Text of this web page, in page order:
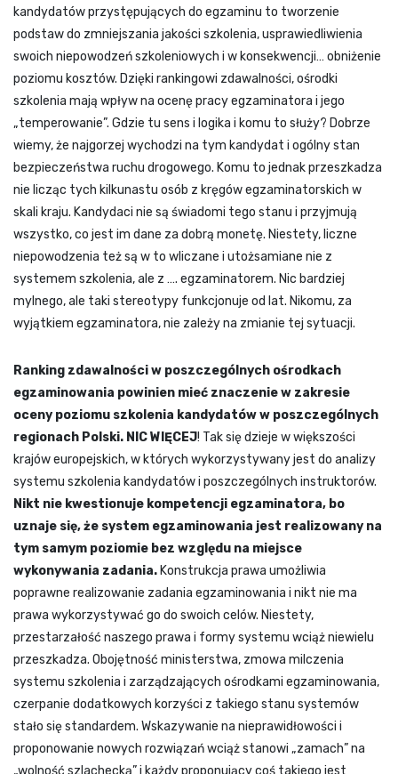
kandydatów przystępujących do egzaminu to tworzenie
podstaw do zmniejszania jakości szkolenia, usprawiedliwienia
swoich niepowodzeń szkoleniowych i w konsekwencji… obniżenie
poziomu kosztów. Dzięki rankingowi zdawalności, ośrodki
szkolenia mają wpływ na ocenę pracy egzaminatora i jego
„temperowanie”. Gdzie tu sens i logika i komu to służy? Dobrze
wiemy, że najgorzej wychodzi na tym kandydat i ogólny stan
bezpieczeństwa ruchu drogowego. Komu to jednak przeszkadza
nie licząc tych kilkunastu osób z kręgów egzaminatorskich w
skali kraju. Kandydaci nie są świadomi tego stanu i przyjmują
wszystko, co jest im dane za dobrą monetę. Niestety, liczne
niepowodzenia też są w to wliczane i utożsamiane nie z
systemem szkolenia, ale z …. egzaminatorem. Nic bardziej
mylnego, ale taki stereotypy funkcjonuje od lat. Nikomu, za
wyjątkiem egzaminatora, nie zależy na zmianie tej sytuacji.
Ranking zdawalności w poszczególnych ośrodkach
egzaminowania powinien mieć znaczenie w zakresie
oceny poziomu szkolenia kandydatów w poszczególnych
regionach Polski. NIC WIĘCEJ! Tak się dzieje w większości
krajów europejskich, w których wykorzystywany jest do analizy
systemu szkolenia kandydatów i poszczególnych instruktorów.
Nikt nie kwestionuje kompetencji egzaminatora, bo
uznaje się, że system egzaminowania jest realizowany na
tym samym poziomie bez względu na miejsce
wykonywania zadania. Konstrukcja prawa umożliwia
poprawne realizowanie zadania egzaminowania i nikt nie ma
prawa wykorzystywać go do swoich celów. Niestety,
przestarzałość naszego prawa i formy systemu wciąż niewielu
przeszkadza. Obojętność ministerstwa, zmowa milczenia
systemu szkolenia i zarządzających ośrodkami egzaminowania,
czerpanie dodatkowych korzyści z takiego stanu systemów
stało się standardem. Wskazywanie na nieprawidłowości i
proponowanie nowych rozwiązań wciąż stanowi „zamach” na